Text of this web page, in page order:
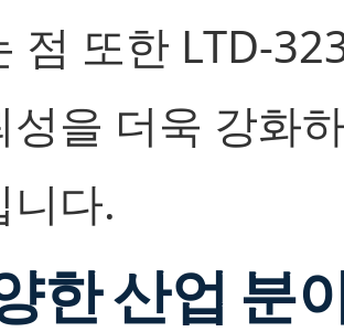
점 또한 LTD-
성을 더욱 강화
니다.
한 산업 분